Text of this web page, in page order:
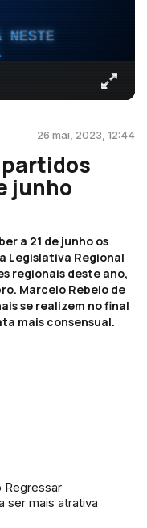
NESTE
26 mai, 2023, 12:44
junho
a 21 de junho os
Legislativa Regional
regionais deste ano,
Marcelo Rebelo de
se realizem no final
mais consensual.
Regressar
ser mais atrativa